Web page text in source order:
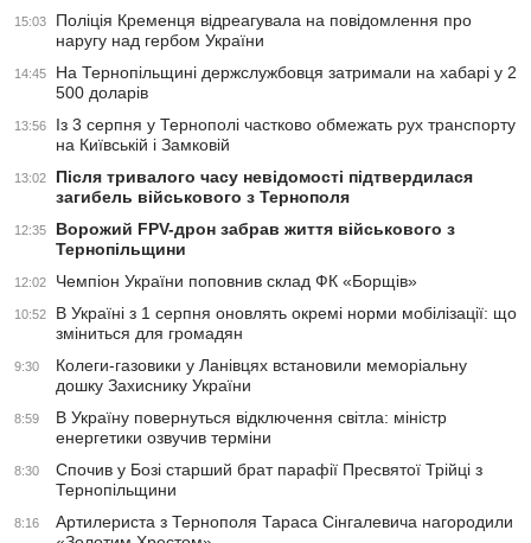
15:03
Поліція Кременця відреагувала на повідомлення про
наругу над гербом України
14:45
На Тернопільщині держслужбовця затримали на хабарі у 2
500 доларів
13:56
Із 3 серпня у Тернополі частково обмежать рух транспорту
на Київській і Замковій
13:02
Після тривалого часу невідомості підтвердилася
загибель військового з Тернополя
12:35
Ворожий FPV-дрон забрав життя військового з
Тернопільщини
12:02 Чемпіон України поповнив склад ФК «Борщів»
10:52
В Україні з 1 серпня оновлять окремі норми мобілізації: що
зміниться для громадян
9:30
Колеги-газовики у Ланівцях встановили меморіальну
дошку Захиснику України
8:59
В Україну повернуться відключення світла: міністр
енергетики озвучив терміни
8:30
Спочив у Бозі старший брат парафії Пресвятої Трійці з
Тернопільщини
8:16
Артилериста з Тернополя Тараса Сінгалевича нагородили